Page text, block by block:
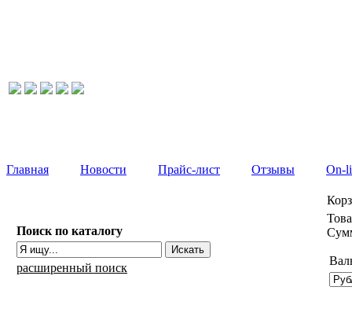
Главная Новости Прайс-лист Отзывы On-
Поиск по каталогу
расширенный поиск